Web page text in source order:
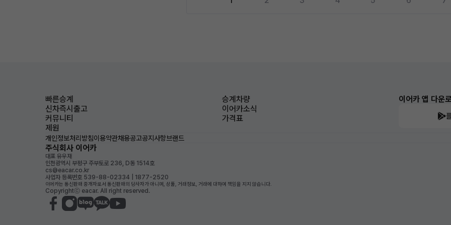
빠른승계
승계차량
신차즉시출고
이어카소식
커뮤니티
가격표
제원
이어카 앱 다운
개인정보처리방침이용약관채용공고공지사항브랜드
주식회사 이어카
대표 유우재
인천광역시 부평구 주부토로 236, D동 1514호
cs@eacar.co.kr
사업자 등록번호 539-88-02334 | 1877-2520
이어카는 통신판매 중개자로서 통신판매의 당사자가 아니며, 상품, 거래정보, 거래에 대하여 책임을 지지 않습니다.
Copyrightⓒ eacar. All right reserved.